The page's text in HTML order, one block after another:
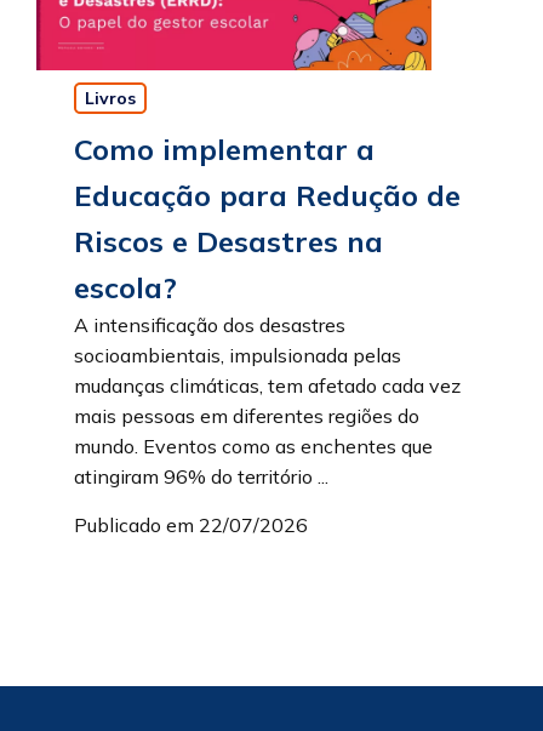
Livros
Como implementar a
Educação para Redução de
Riscos e Desastres na
escola?
A intensificação dos desastres
socioambientais, impulsionada pelas
mudanças climáticas, tem afetado cada vez
mais pessoas em diferentes regiões do
mundo. Eventos como as enchentes que
atingiram 96% do território ...
Publicado em 22/07/2026